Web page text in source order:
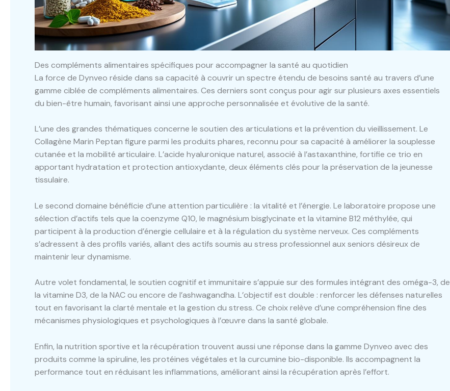
Des compléments alimentaires spécifiques pour accompagner la santé au quotidien
La force de Dynveo réside dans sa capacité à couvrir un spectre étendu de besoins santé au travers d’une
gamme ciblée de compléments alimentaires. Ces derniers sont conçus pour agir sur plusieurs axes essentiels
du bien-être humain, favorisant ainsi une approche personnalisée et évolutive de la santé.
L’une des grandes thématiques concerne le soutien des articulations et la prévention du vieillissement. Le
Collagène Marin Peptan figure parmi les produits phares, reconnu pour sa capacité à améliorer la souplesse
cutanée et la mobilité articulaire. L’acide hyaluronique naturel, associé à l’astaxanthine, fortifie ce trio en
apportant hydratation et protection antioxydante, deux éléments clés pour la préservation de la jeunesse
tissulaire.
Le second domaine bénéficie d’une attention particulière : la vitalité et l’énergie. Le laboratoire propose une
sélection d’actifs tels que la coenzyme Q10, le magnésium bisglycinate et la vitamine B12 méthylée, qui
participent à la production d’énergie cellulaire et à la régulation du système nerveux. Ces compléments
s’adressent à des profils variés, allant des actifs soumis au stress professionnel aux seniors désireux de
maintenir leur dynamisme.
Autre volet fondamental, le soutien cognitif et immunitaire s’appuie sur des formules intégrant des oméga-3, de
la vitamine D3, de la NAC ou encore de l’ashwagandha. L’objectif est double : renforcer les défenses naturelles
tout en favorisant la clarté mentale et la gestion du stress. Ce choix relève d’une compréhension fine des
mécanismes physiologiques et psychologiques à l’œuvre dans la santé globale.
Enfin, la nutrition sportive et la récupération trouvent aussi une réponse dans la gamme Dynveo avec des
produits comme la spiruline, les protéines végétales et la curcumine bio-disponible. Ils accompagnent la
performance tout en réduisant les inflammations, améliorant ainsi la récupération après l’effort.